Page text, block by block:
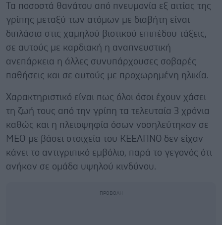
Τα ποσοστά θανάτου από πνευμονία εξ αιτίας της
γρίπης μεταξύ των ατόμων με διαβήτη είναι
διπλάσια στις χαμηλού βιοτικού επιπέδου τάξεις,
σε αυτούς με καρδιακή η αναπνευστική
ανεπάρκεια η άλλες συνυπάρχουσες σοβαρές
παθήσεις και σε αυτούς με προχωρημένη ηλικία.
Χαρακτηριστικό είναι πως όλοι όσοι έχουν χάσει
τη ζωή τους από την γρίπη τα τελευταία 3 χρόνια
καθώς και η πλειοψηφία όσων νοσηλεύτηκαν σε
ΜΕΘ με βάσει στοιχεία του ΚΕΕΛΠΝΟ δεν είχαν
κάνει το αντιγριπικό εμβόλιο, παρά το γεγονός ότι
ανήκαν σε ομάδα υψηλού κινδύνου.